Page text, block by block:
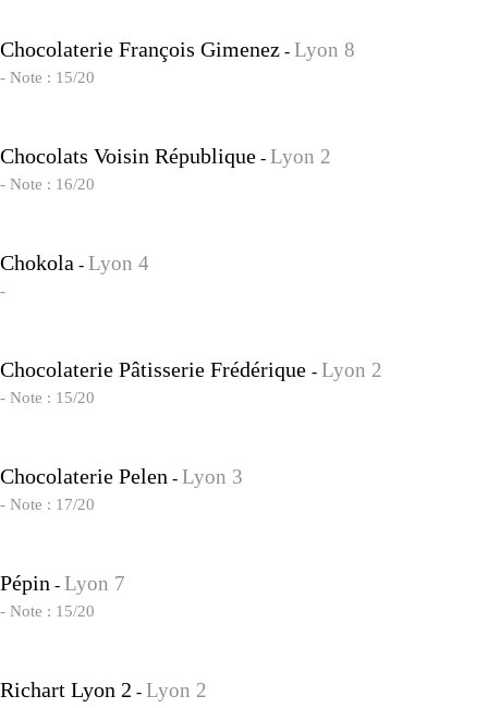
Chocolaterie François Gimenez - Lyon 8
- Note : 15/20
Chocolats Voisin République - Lyon 2
- Note : 16/20
Chokola - Lyon 4
-
Chocolaterie Pâtisserie Frédérique - Lyon 2
- Note : 15/20
Chocolaterie Pelen - Lyon 3
- Note : 17/20
Pépin - Lyon 7
- Note : 15/20
Richart Lyon 2 - Lyon 2